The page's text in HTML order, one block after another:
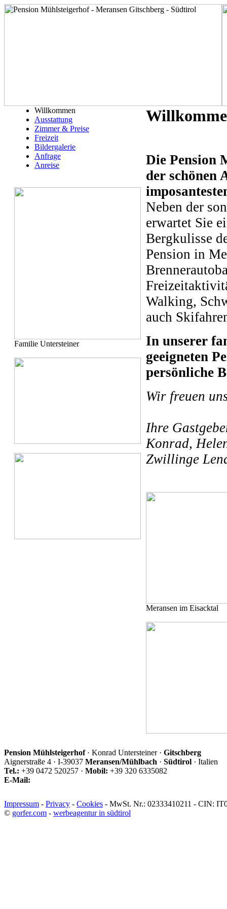
Willkommen
Ausstattung
Zimmer & Preise
Freizeit
Bildergalerie
Anfrage
Anreise
Familie Untersteiner
Die Pension
der schönen
Neben der
erwartet Sie
Bergkulisse
Pension in
Walking,
auch
In unserer
geeigneten
persönliche
Wir freuen
Ihre
Konrad,
Zwillinge
Meransen im Eisacktal
Pension Mühlsteigerhof· Konrad Untersteiner · Gitschberg
Aignerstraße 4 · I-39037 Meransen/Mühlbach · Südtirol · Italien
Tel.: +39 0472 520257 · Mobil: +39 320 6335082
E-Mail:
Impressum - Privacy - Cookies - MwSt. Nr.: 02333410211 - CIN:
© gorfer.com - werbeagentur in südtirol